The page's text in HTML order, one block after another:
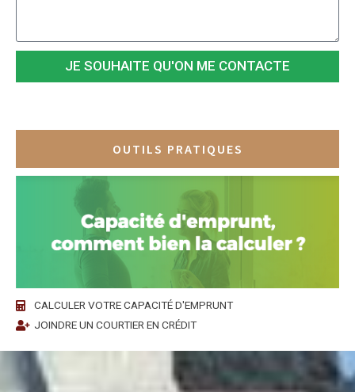
JE SOUHAITE QU'ON ME CONTACTE
OUTILS PRATIQUES
CALCULER VOTRE CAPACITÉ D'EMPRUNT
JOINDRE UN COURTIER EN CRÉDIT